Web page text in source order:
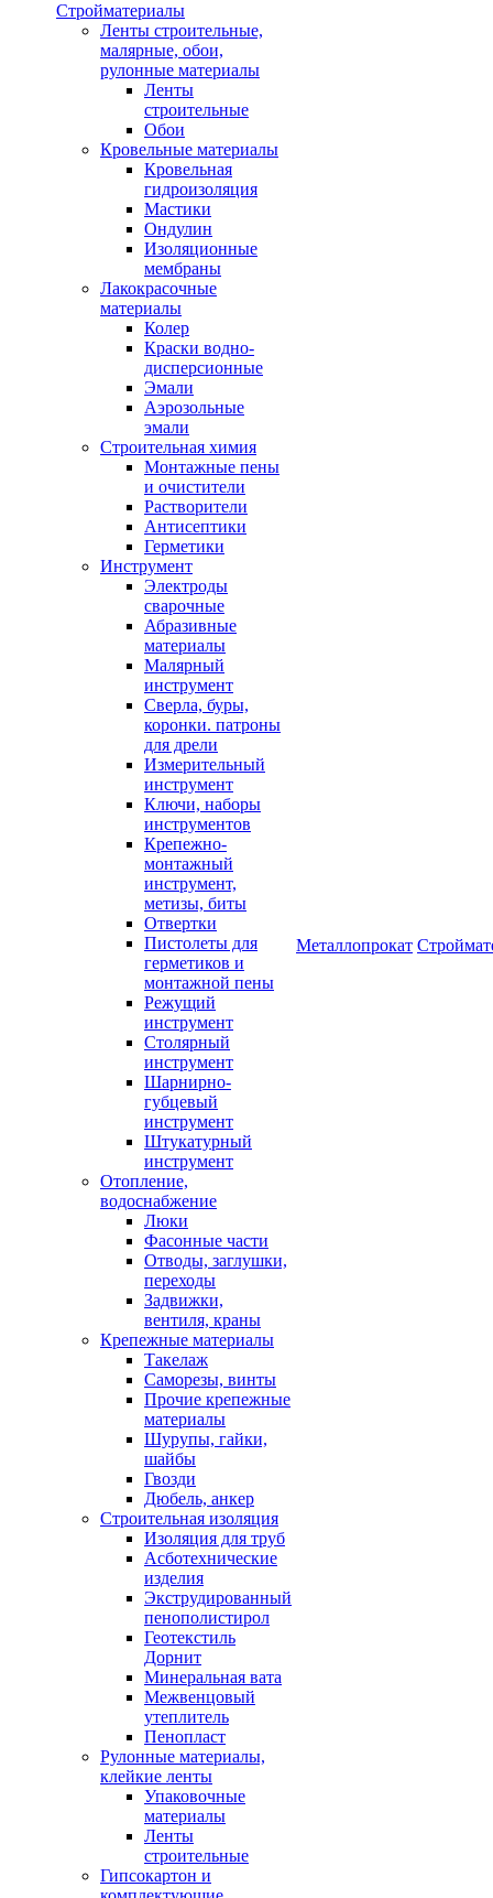
Стройматериалы
Ленты строительные,
малярные, обои,
рулонные материалы
Ленты
строительные
Обои
Кровельные материалы
Кровельная
гидроизоляция
Мастики
Ондулин
Изоляционные
мембраны
Лакокрасочные
материалы
Колер
Краски водно-
дисперсионные
Эмали
Аэрозольные
эмали
Строительная химия
Монтажные пены
и очистители
Растворители
Антисептики
Герметики
Инструмент
Электроды
сварочные
Абразивные
материалы
Малярный
инструмент
Сверла, буры,
коронки. патроны
для дрели
Измерительный
инструмент
Ключи, наборы
инструментов
Крепежно-
монтажный
инструмент,
метизы, биты
Отвертки
Пистолеты для
герметиков и
монтажной пены
Режущий
инструмент
Столярный
инструмент
Шарнирно-
губцевый
инструмент
Штукатурный
инструмент
Отопление,
водоснабжение
Люки
Фасонные части
Отводы, заглушки,
переходы
Задвижки,
вентиля, краны
Крепежные материалы
Такелаж
Саморезы, винты
Прочие крепежные
материалы
Шурупы, гайки,
шайбы
Гвозди
Дюбель, анкер
Строительная изоляция
Изоляция для труб
Асботехнические
изделия
Экструдированный
пенополистирол
Геотекстиль
Дорнит
Минеральная вата
Межвенцовый
утеплитель
Пенопласт
Рулонные материалы,
клейкие ленты
Упаковочные
материалы
Ленты
строительные
Гипсокартон и
Металлопрокат